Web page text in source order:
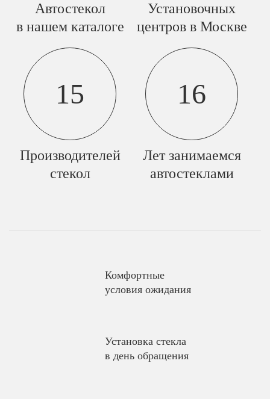
Автостекол
в нашем каталоге
Установочных
центров в Москве
15
Производителей
стекол
16
Лет занимаемся
автостеклами
Комфортные
условия ожидания
Установка стекла
в день обращения